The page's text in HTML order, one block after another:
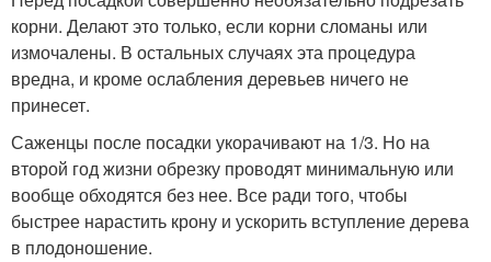
корни. Делают это только, если корни сломаны или
измочалены. В остальных случаях эта процедура
вредна, и кроме ослабления деревьев ничего не
принесет.
Саженцы после посадки укорачивают на 1/3. Но на
второй год жизни обрезку проводят минимальную или
вообще обходятся без нее. Все ради того, чтобы
быстрее нарастить крону и ускорить вступление дерева
в плодоношение.